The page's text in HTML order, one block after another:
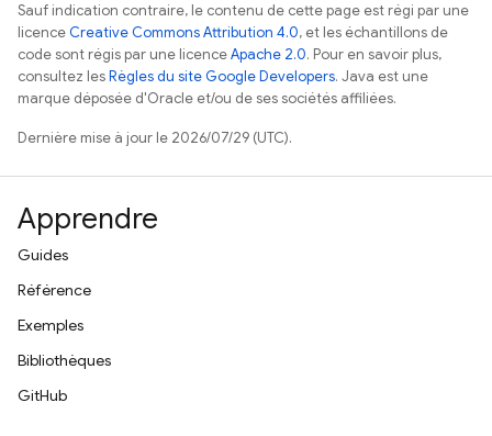
Sauf indication contraire, le contenu de cette page est régi par une
licenceCreative Commons Attribution 4.0, et les échantillons de
code sont régis par une licenceApache 2.0. Pour en savoir plus,
consultez lesRègles du site Google Developers. Java est une
marque déposée d'Oracle et/ou de ses sociétés affiliées.
Dernière mise à jour le 2026/07/29 (UTC).
Apprendre
Guides
Référence
Exemples
Bibliothèques
GitHub